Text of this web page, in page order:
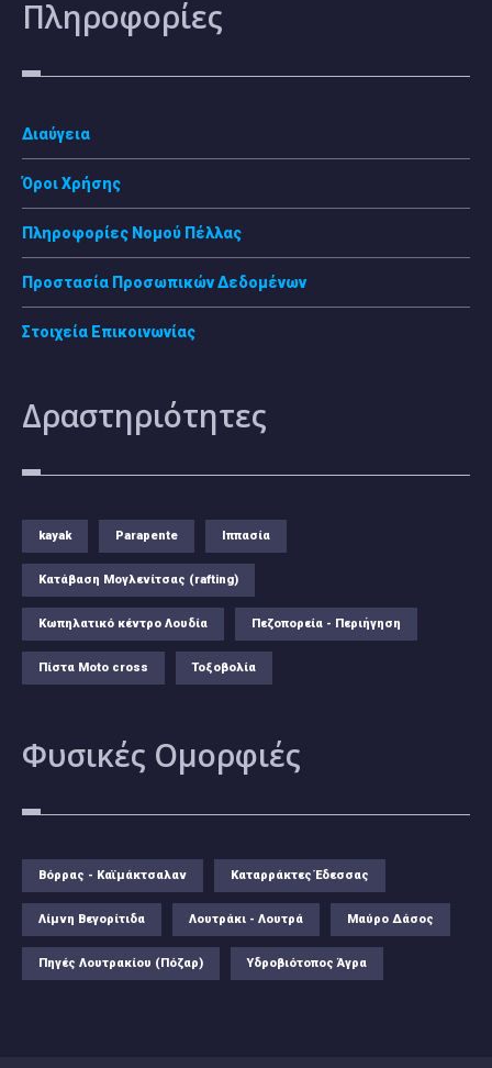
Πληροφορίες
Διαύγεια
Όροι Χρήσης
Πληροφορίες Νομού Πέλλας
Προστασία Προσωπικών Δεδομένων
Στοιχεία Επικοινωνίας
Δραστηριότητες
kayak Parapente Ιππασία
Κατάβαση Μογλενίτσας (rafting)
Κωπηλατικό κέντρο Λουδία Πεζοπορεία - Περιήγηση
Πίστα Moto cross Τοξοβολία
Φυσικές Ομορφιές
Βόρρας - Καϊμάκτσαλαν Καταρράκτες Έδεσσας
Λίμνη Βεγορίτιδα Λουτράκι - Λουτρά Μαύρο Δάσος
Πηγές Λουτρακίου (Πόζαρ) Υδροβιότοπος Άγρα